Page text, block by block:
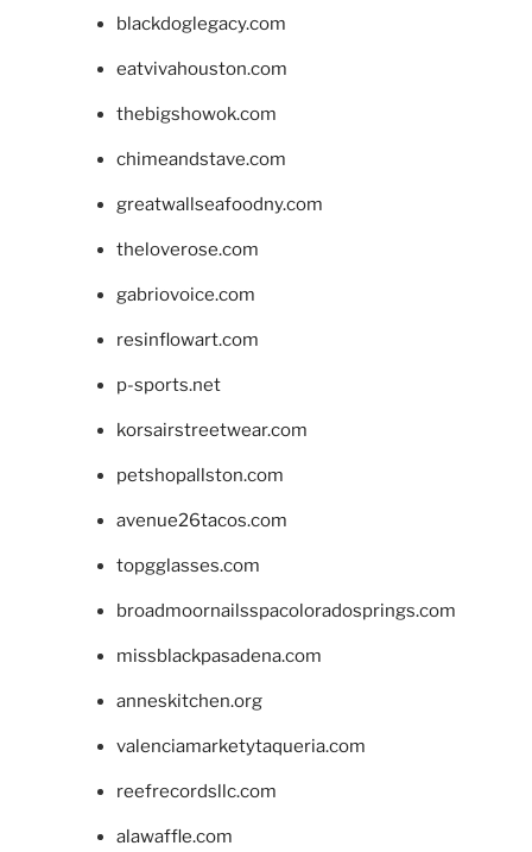
blackdoglegacy.com
eatvivahouston.com
thebigshowok.com
chimeandstave.com
greatwallseafoodny.com
theloverose.com
gabriovoice.com
resinflowart.com
p-sports.net
korsairstreetwear.com
petshopallston.com
avenue26tacos.com
topgglasses.com
broadmoornailsspacoloradosprings.com
missblackpasadena.com
anneskitchen.org
valenciamarketytaqueria.com
reefrecordsllc.com
alawaffle.com